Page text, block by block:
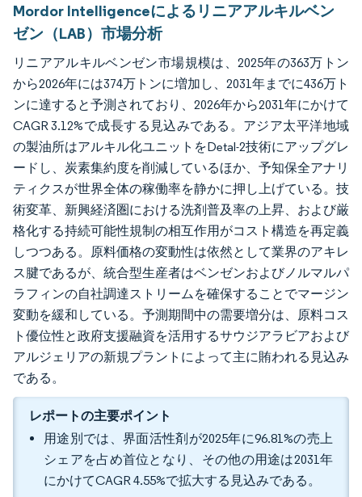
Mordor Intelligenceによるリニアアルキルベン
ゼン（LAB）市場分析
リニアアルキルベンゼン市場規模は、2025年の363万トン
から2026年には374万トンに増加し、2031年までに436万ト
ンに達すると予測されており、2026年から2031年にかけて
CAGR 3.12%で成長する見込みである。アジア太平洋地域
の製油所はアルキル化ユニットをDetal-2技術にアップグレ
ードし、炭素集約度を削減しているほか、予知保全アナリ
ティクスが世界全体の稼働率を静かに押し上げている。技
術変革、新興経済圏における洗剤普及率の上昇、および厳
格化する持続可能性規制の相互作用がコスト構造を再定義
しつつある。原料価格の変動性は依然として業界のアキレ
ス腱であるが、統合型生産者はベンゼンおよびノルマルパ
ラフィンの自社調達ストリームを確保することでマージン
変動を緩和している。予測期間中の需要増分は、原料コス
ト優位性と政府支援融資を活用するサウジアラビアおよび
アルジェリアの新規プラントによって主に賄われる見込み
である。
レポートの主要ポイント
用途別では、界面活性剤が2025年に96.81%の売上
シェアを占め首位となり、その他の用途は2031年
にかけてCAGR 4.55%で拡大する見込みである。